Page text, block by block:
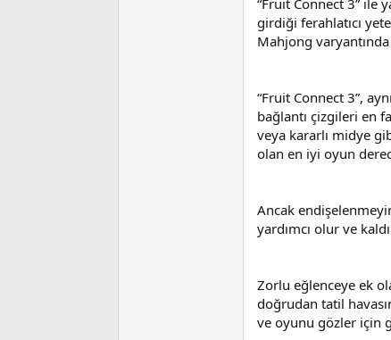
“Fruit Connect 3” ile
girdiği ferahlatıcı
Mahjong varyantında
“Fruit Connect 3”,
bağlantı çizgileri en
veya kararlı midye
olan en iyi oyun
Ancak
yardımcı olur ve
Zorlu eğlenceye ek
doğrudan tatil
ve oyunu gözler için